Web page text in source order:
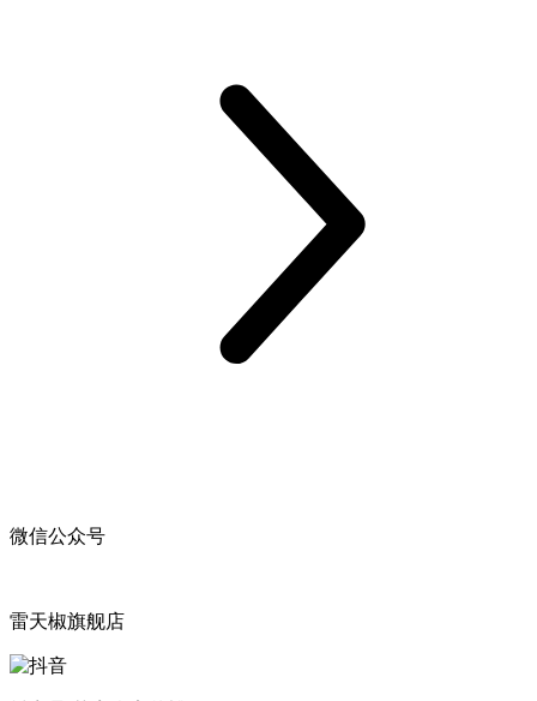
微信公众号
雷天椒旗舰店